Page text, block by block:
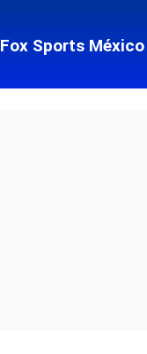
Fox Sports México